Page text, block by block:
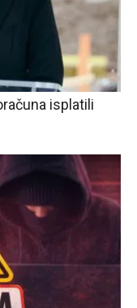
isplatili